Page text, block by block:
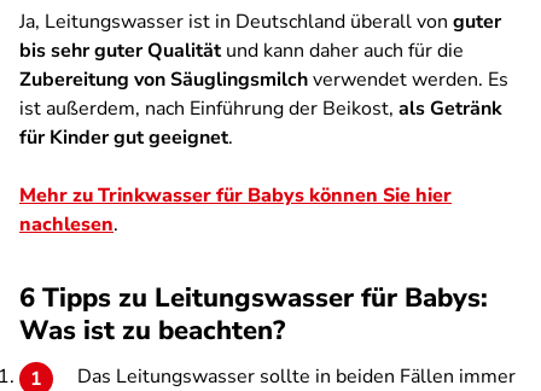
Ja, Leitungswasser ist in Deutschland überall von guter
bis sehr guter Qualitätund kann daher auch für die
Zubereitung von Säuglingsmilchverwendet werden. Es
ist außerdem, nach Einführung der Beikost, als Getränk
für Kinder gut geeignet.
Mehr zu Trinkwasser für Babys können Sie hier
nachlesen.
6 Tipps zu Leitungswasser für Babys:
Was ist zu beachten?
Das Leitungswasser sollte in beiden Fällen immer